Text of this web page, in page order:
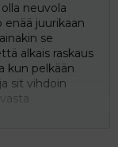
neuvola
juurikaan
se
alkais raskaus
kun pelkään
sit vihdoin